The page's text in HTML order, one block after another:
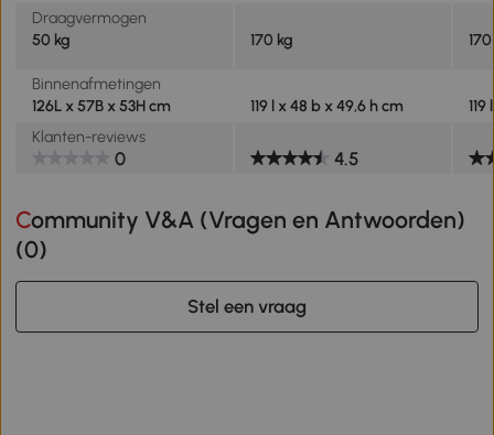
Draagvermogen
50 kg
170 kg
Binnenafmetingen
126L x 57B x 53H cm
119 l x 48 b x 49,6 h cm
Klanten-reviews
0 4.5
Community V&A (Vragen en Antwoorden)
(0)
Stel een vraag